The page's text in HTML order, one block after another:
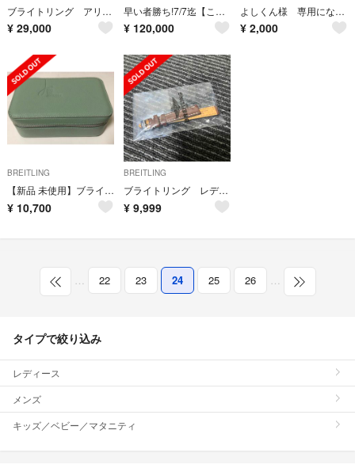
ブライトリング アリゲーター革ストラップ ラグ幅22-20
¥ 29,000
早い者勝ち!7/7迄【このままお渡し特別価格】ブライトリング スーパーオーシャン
¥ 120,000
よしくん様 専用になります
¥ 2,000
BREITLING
【新品 未使用】ブライトリング 時計ケース
¥ 10,700
BREITLING
ブライトリング レディース バンド
¥ 9,999
… 22 23 24 25 26 …
タイプで絞り込み
レディース
メンズ
キッズ／ベビー／マタニティ